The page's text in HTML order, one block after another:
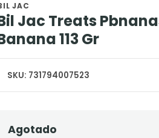
JAC
Jac Treats
113 Gr
SKU: 731794007523
Agotado